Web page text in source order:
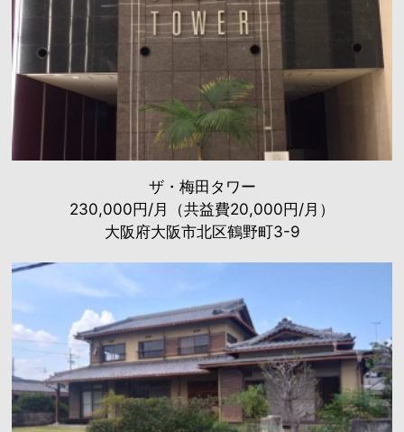
ザ・梅田タワー
230,000円/月（共益費20,000円/月）
大阪府大阪市北区鶴野町3-9